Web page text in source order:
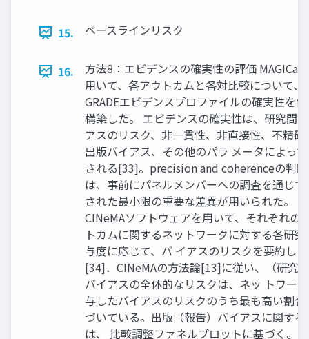
15. ベースラインリスク
16.
方法8：エビデンスの確実性の評価
用いて、各アウトカムと各対比較について、
GRADEエビデンスプロファイルの確実性を
構築した。 エビデンスの確実性は、研究間
アスのリスク、非一貫性、非直接性、不精確
出版バイアス、その他のパラ メータによっ
される[33]。precision and coherenceの判
は、事前にパネルメンバーへの調査を通じて
された最小限の重要な差異が用いられた。
CINeMAソフトウェアを用いて、それぞれの
トカムに関するネットワークに対する各研
与度に応じて、バ イアスのリスクを要約し
[34]．CINeMAの方法論[13]に従い、（研究
バイアスの全体的なリスクは、ネッ トワー
与したバイアスのリスクのうち最も高い割合
づいている。出版（報告）バイアスに関する
は、 比較調整ファネルプロットに基づく。